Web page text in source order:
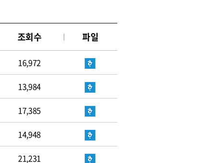
조회수 파일
16,972
13,984
17,385
14,948
21,231